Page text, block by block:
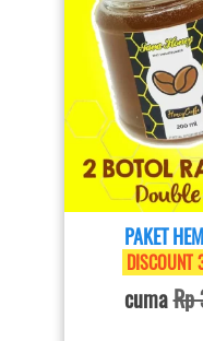
PAKET
cuma Rp